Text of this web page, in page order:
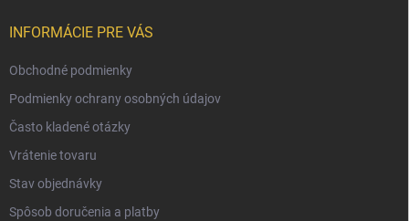
INFORMÁCIE PRE VÁS
Obchodné podmienky
Podmienky ochrany osobných údajov
Často kladené otázky
Vrátenie tovaru
Stav objednávky
Spôsob doručenia a platby